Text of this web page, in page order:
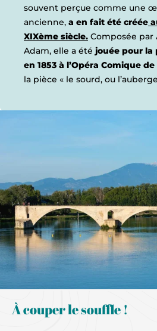
souvent perçue comme une
ancienne, a en fait été créée
XIXème siècle. Composée par
Adam, elle a été jouée pour la
en 1853 à l’Opéra Comique
la pièce « le sourd, ou
À couper le souffle !